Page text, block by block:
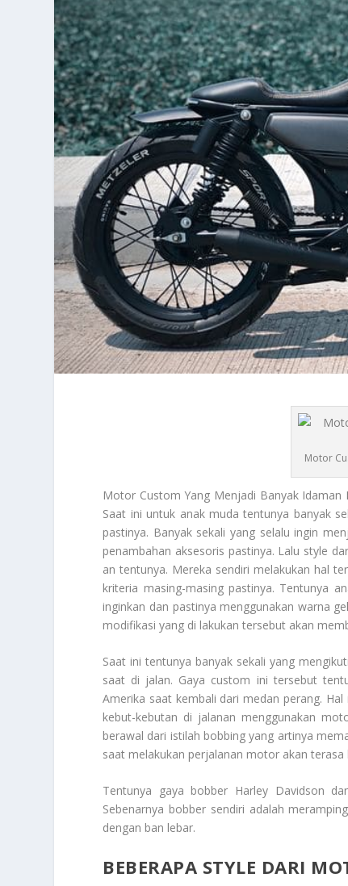
Motor
Motor Custom Yang Menjadi Banyak Idaman
Saat ini untuk anak muda tentunya banyak
pastinya. Banyak sekali yang selalu ingin
penambahan aksesoris pastinya. Lalu style
an tentunya. Mereka sendiri melakukan hal
kriteria masing-masing pastinya. Tentunya
inginkan dan pastinya menggunakan warna
modifikasi yang di lakukan tersebut akan
Saat ini tentunya banyak sekali yang
saat di jalan. Gaya custom ini tersebut
Amerika saat kembali dari medan perang.
kebut-kebutan di jalanan menggunakan
berawal dari istilah bobbing yang artinya
saat melakukan perjalanan motor akan
Tentunya gaya bobber Harley Davidson
Sebenarnya bobber sendiri adalah
dengan ban lebar.
BEBERAPA STYLE DARI